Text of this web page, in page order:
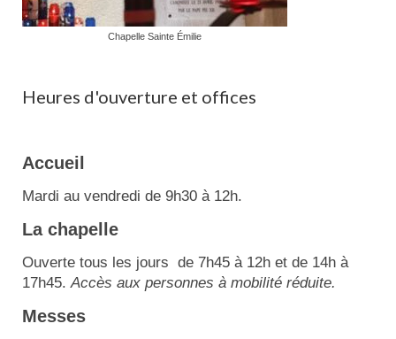
Chapelle Sainte Émilie
Heures d'ouverture et offices
Accueil
Mardi au vendredi de 9h30 à 12h.
La chapelle
Ouverte tous les jours de 7h45 à 12h et de 14h à
17h45.Accès aux personnes à mobilité réduite.
Messes